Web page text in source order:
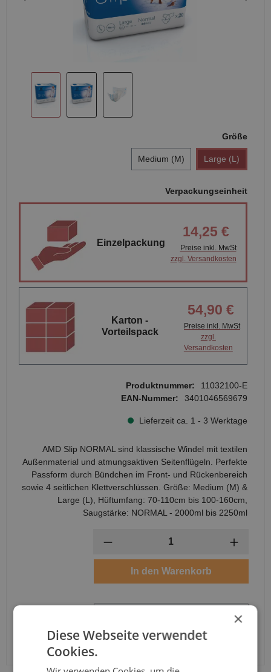
Produktnummer:
11032100-E
EAN-Nummer:
3401046569679
Lieferzeit ca. 1 - 3 Werktage
AMD Slip NORMAL sind klassische Windel mit textilen
Außenmaterial und atmungsaktiven Seitenflügeln. Perfekte
Passform durch Bündchen im Front- und Rückenbereich
sowie 4 seitlichen Klettverschlüssen. Größe: Medium (M) &
Large (L), Hüftumfang: 70-110cm bis 100-160cm,
Saugstärke: NORMAL - 2000ml bis 2250ml
Verpackungseinheit
Einzelpackung
14,25 €
Preise inkl. MwSt
zzgl. Versandkosten
Karton -
Vorteilspack
54,90 €
Preise inkl. MwSt
zzgl.
Versandkosten
Größe
Medium (M) Large (L)
In den Warenkorb
×
Diese Webseite verwendet
Cookies.